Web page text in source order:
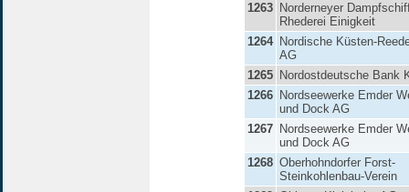
1263 Norderneyer
Rhederei Einigkeit
1264 Nordische Küsten-
AG
1265 Nordostdeutsche Bank
1266 Nordseewerke Emder
und Dock AG
1267 Nordseewerke Emder
und Dock AG
1268 Oberhohndorfer Forst-
Steinkohlenbau-Verein